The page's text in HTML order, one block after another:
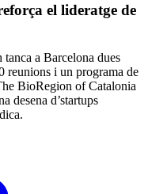
el lideratge de
a Barcelona dues
reunions i un programa de
BioRegion of Catalonia
desena d’startups